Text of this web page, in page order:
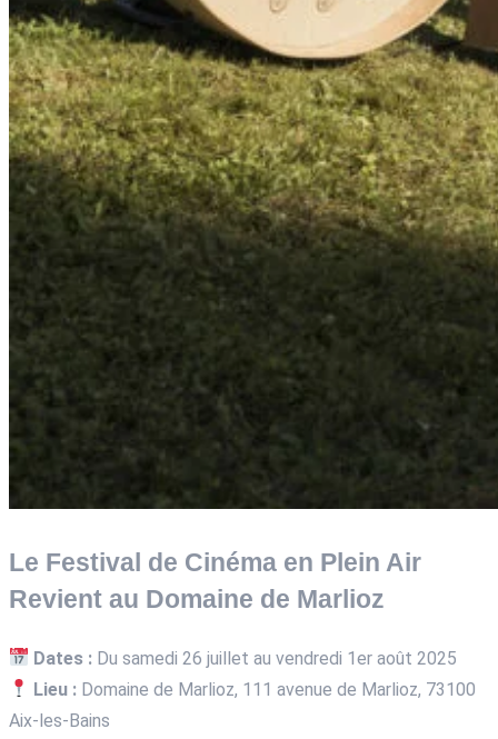
Le Festival de Cinéma en Plein Air
Revient au Domaine de Marlioz
Dates : Du samedi 26 juillet au vendredi 1er août 2025
Lieu : Domaine de Marlioz, 111 avenue de Marlioz, 73100
Aix-les-Bains